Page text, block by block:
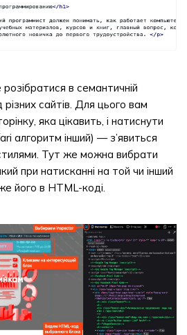
в семантичній
сайтів. Для цього вам
яка цікавить, і натиснути
алгоритм інший) — з’явиться
Тут же можна вибрати
при натисканні на той чи інший
його в HTML-коді.